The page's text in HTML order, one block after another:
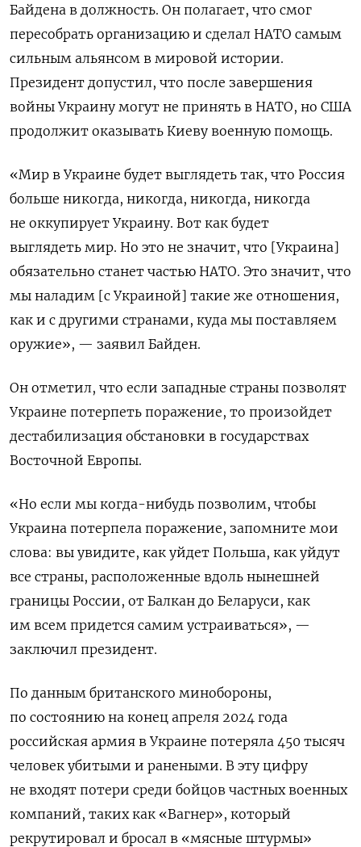
Байдена в должность. Он полагает, что смог
пересобрать организацию и сделал НАТО самым
сильным альянсом в мировой истории.
Президент допустил, что после завершения
войны Украину могут не принять в НАТО, но США
продолжит оказывать Киеву военную помощь.
«Мир в Украине будет выглядеть так, что Россия
больше никогда, никогда, никогда, никогда
не оккупирует Украину. Вот как будет
выглядеть мир. Но это не значит, что [Украина]
обязательно станет частью НАТО. Это значит, что
мы наладим [с Украиной] такие же отношения,
как и с другими странами, куда мы поставляем
оружие», — заявил Байден.
Он отметил, что если западные страны позволят
Украине потерпеть поражение, то произойдет
дестабилизация обстановки в государствах
Восточной Европы.
«Но если мы когда-нибудь позволим, чтобы
Украина потерпела поражение, запомните мои
слова: вы увидите, как уйдет Польша, как уйдут
все страны, расположенные вдоль нынешней
границы России, от Балкан до Беларуси, как
им всем придется самим устраиваться», —
заключил президент.
По данным британского минобороны,
по состоянию на конец апреля 2024 года
российская армия в Украине потеряла 450 тысяч
человек убитыми и ранеными. В эту цифру
не входят потери среди бойцов частных военных
компаний, таких как «Вагнер», который
рекрутировал и бросал в «мясные штурмы»